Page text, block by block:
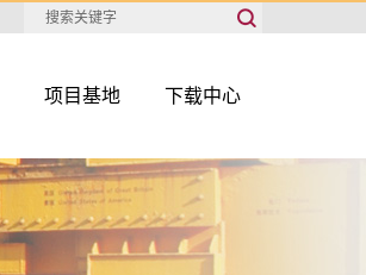
项目基地 下载中心